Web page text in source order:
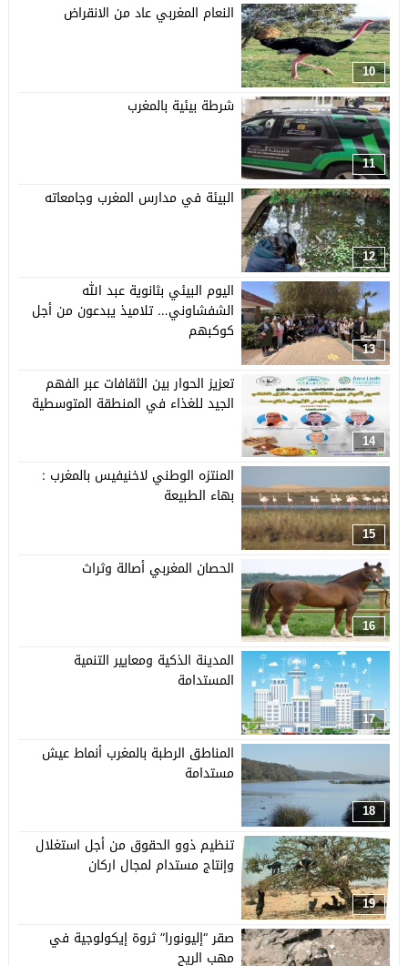
10
النعام المغربي عاد من الانقراض
11
شرطة بيئية بالمغرب
12
البيئة في مدارس المغرب وجامعاته
13
اليوم البيئي بثانوية عبد الله
الشفشاوني… تلاميذ يبدعون من أجل
كوكبهم
14
تعزيز الحوار بين الثقافات عبر الفهم
الجيد للغذاء في المنطقة المتوسطية
15
المنتزه الوطني لاخنيفيس بالمغرب :
بهاء الطبيعة
16
الحصان المغربي أصالة وثراث
17
المدينة الذكية ومعايير التنمية
المستدامة
18
المناطق الرطبة بالمغرب أنماط عيش
مستدامة
19
تنظيم ذوو الحقوق من أجل استغلال
وإنتاج مستدام لمجال اركان
صقر “إليونورا” ثروة إيكولوجية في
مهب الريح